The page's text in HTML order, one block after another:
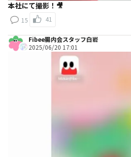
本社にて撮影！🎥
15 41
Fibee腸内会スタッフ白岩
2025/06/20 17:01